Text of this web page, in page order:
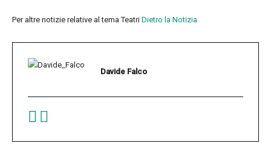
Per altre notizie relative al tema Teatri Dietro la Notizia
Davide Falco